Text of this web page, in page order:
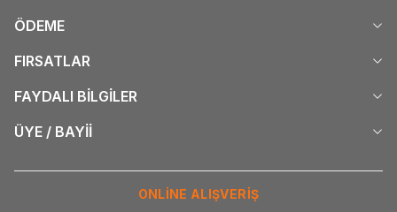
ÖDEME
FIRSATLAR
FAYDALI BİLGİLER
ÜYE / BAYİİ
ONLİNE ALIŞVERİŞ